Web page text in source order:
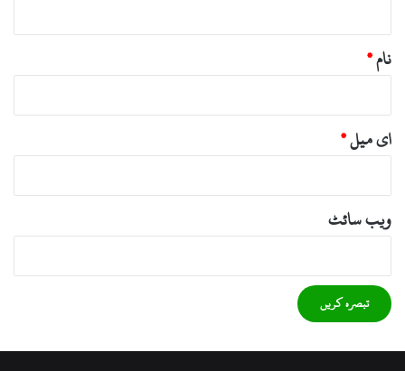
نام*
ای میل*
ویب‌ سائٹ